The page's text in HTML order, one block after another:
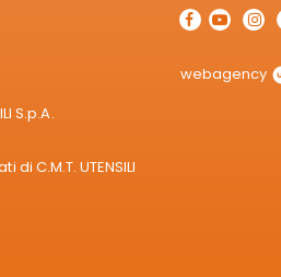
S.p.A.
C.M.T. UTENSILI
webagency